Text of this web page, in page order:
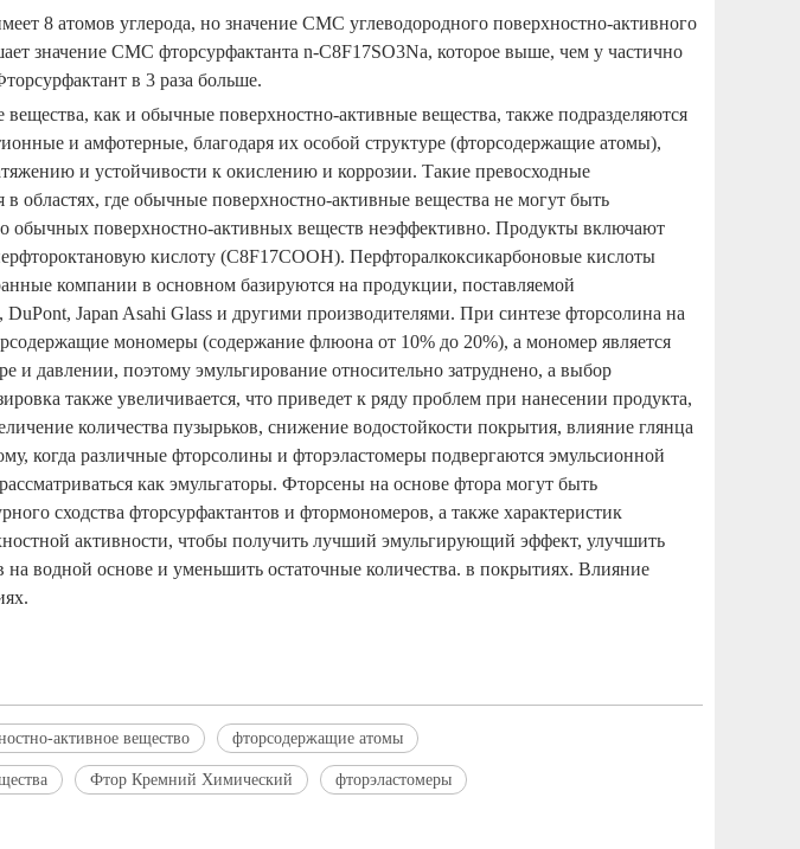
8 атомов углерода, но значение CMC углеводородного поверхностно-активного
значение CMC фторсурфактанта n-C8F17SO3Na, которое выше, чем у частично
в 3 раза больше.
как и обычные поверхностно-активные вещества, также подразделяются
и амфотерные, благодаря их особой структуре (фторсодержащие атомы),
и устойчивости к окислению и коррозии. Такие превосходные
областях, где обычные поверхностно-активные вещества не могут быть
обычных поверхностно-активных веществ неэффективно. Продукты включают
кислоту (C8F17COOH). Перфторалкоксикарбоновые кислоты
компании в основном базируются на продукции, поставляемой
Japan Asahi Glass и другими производителями. При синтезе фторсолина на
мономеры (содержание флюона от 10% до 20%), а мономер является
и давлении, поэтому эмульгирование относительно затруднено, а выбор
также увеличивается, что приведет к ряду проблем при нанесении продукта,
количества пузырьков, снижение водостойкости покрытия, влияние глянца
когда различные фторсолины и фторэластомеры подвергаются эмульсионной
как эмульгаторы. Фторсены на основе фтора могут быть
сходства фторсурфактантов и фтормономеров, а также характеристик
активности, чтобы получить лучший эмульгирующий эффект, улучшить
водной основе и уменьшить остаточные количества. в покрытиях. Влияние
активное вещество фторсодержащие атомы
Фтор Кремний Химический фторэластомеры